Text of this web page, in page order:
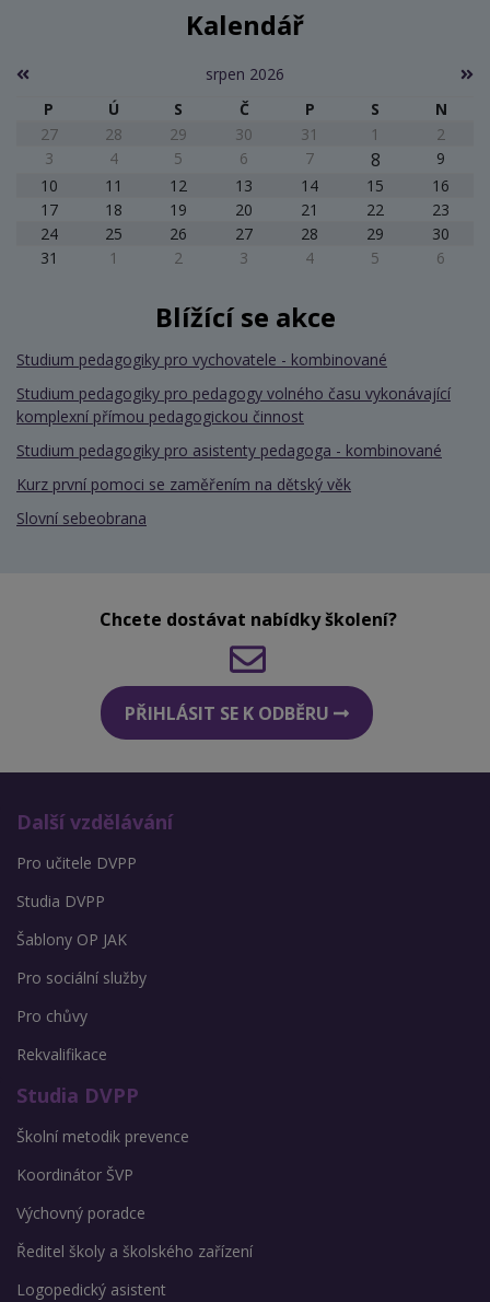
Kalendář
srpen 2026
P
Ú S Č P S
N
27
28 29 30 31 1
2
3
4 5 6 7 8
9
10
11 12 13 14 15
16
17
18 19 20 21 22
23
24
25 26 27 28 29
30
31
1 2 3 4 5 6
Blížící se akce
Studium pedagogiky pro vychovatele - kombinované
Studium pedagogiky pro pedagogy volného času vykonávající
komplexní přímou pedagogickou činnost
Studium pedagogiky pro asistenty pedagoga - kombinované
Kurz první pomoci se zaměřením na dětský věk
Slovní sebeobrana
Chcete dostávat nabídky školení?
PŘIHLÁSIT SE K ODBĚRU
Další vzdělávání
Pro učitele DVPP
Studia DVPP
Šablony OP JAK
Pro sociální služby
Pro chůvy
Rekvalifikace
Studia DVPP
Školní metodik prevence
Koordinátor ŠVP
Výchovný poradce
Ředitel školy a školského zařízení
Logopedický asistent